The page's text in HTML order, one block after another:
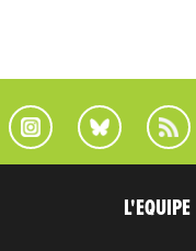
L'EQUIPE